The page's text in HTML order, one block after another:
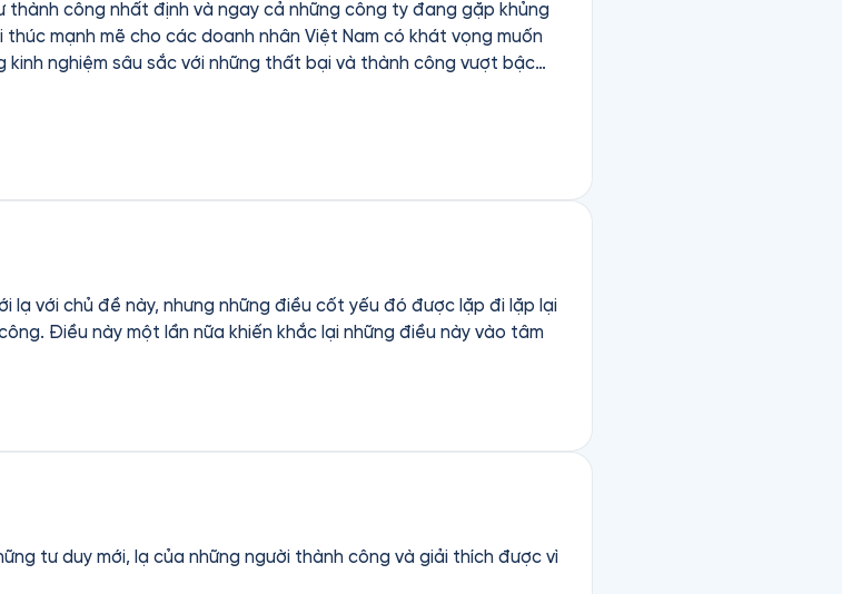
thành công nhất định và ngay cả những công ty đang gặp khủng
mạnh mẽ cho các doanh nhân Việt Nam có khát vọng￼ muốn
kinh nghiệm sâu sắc với những thất bại và thành công vượt bậc
nỗ lực vượt bậc của mỗi cá nhân, với tính kỷ luật, sự cam kết, tinh
rõ ràng và có lúc bị thất bại nhưng họ đã không gục ngã, họ luôn
công. Tôi hy vọng Fonos có thêm những cuốn sách hay và
chúc Fonos ngày càng thành công phát triển vượt bậc￼. Trân
lạ với chủ đề này, nhưng những điều cốt yếu đó được lặp đi lặp lại
Điều này một lần nữa khiến khắc lại những điều này vào tâm